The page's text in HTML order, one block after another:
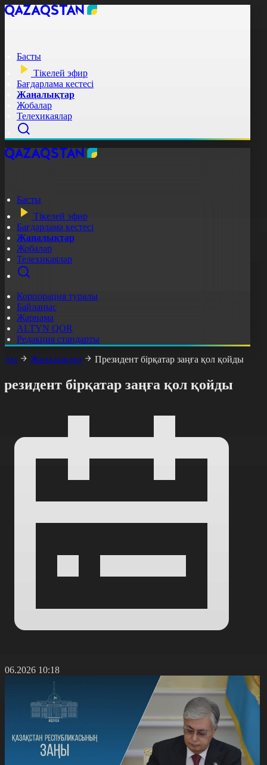
Басты
Тікелей эфир
Бағдарлама кестесі
Жаңалықтар
Жобалар
Телехикаялар
Басты
Тікелей эфир
Бағдарлама кестесі
Жаңалықтар
Жобалар
Телехикаялар
Корпорация туралы
Байланыс
Жарнама
ALTYN QOR
Редакция стандарты
Жаңалықтар Президент бірқатар заңға қол қойды
бірқатар заңға қол қойды
10:18